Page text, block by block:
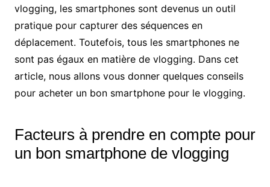
vlogging, les smartphones sont devenus un outil
pratique pour capturer des séquences en
déplacement. Toutefois, tous les smartphones ne
sont pas égaux en matière de vlogging. Dans cet
article, nous allons vous donner quelques conseils
pour acheter un bon smartphone pour le vlogging.
Facteurs à prendre en compte pour
un bon smartphone de vlogging